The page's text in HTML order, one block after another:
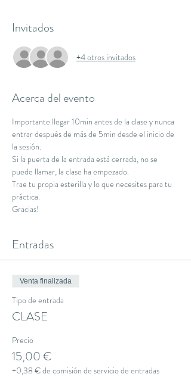
Invitados
+4 otros invitados
Acerca del evento
Importante llegar 10min antes de la clase y nunca
entrar después de más de 5min desde el inicio de
la sesión.
Si la puerta de la entrada está cerrada, no se
puede llamar, la clase ha empezado.
Trae tu propia esterilla y lo que necesites para tu
práctica.
Gracias!
Entradas
Venta finalizada
Tipo de entrada
CLASE
Precio
15,00 €
+0,38 € de comisión de servicio de entradas